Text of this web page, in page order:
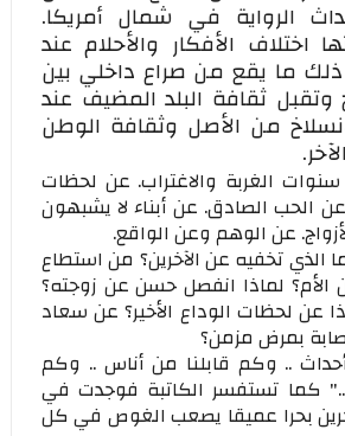
الرواية في شمال أمريكا.
الأفكار والأحلام عند
ذلك ما يقع من صراع داخلي بين
وتقبل ثقافة البلد المضيف عند
من الأصل وثقافة الوطن
سنوات الغربة والاغتراب. عن لحظات
الحب الصادق. عن أبناء لا يشبهون
عن الوهم وعن الواقع.
الذي تخفيه عن الآخرين؟ من استطاع
الأم؟ لماذا انفصل حسن عن زوجته؟
عن لحظات الوداع الأخير؟ عن سعاد
بمرض مزمن؟
.. وكم قابلنا من أناس .. وكم
كما تستفسر الكاتبة فوجدت في
بحرا عميقا يصعب الغوص في كل